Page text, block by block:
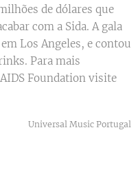
de dólares que
com a Sida. A gala
Los Angeles, e contou
Para mais
Foundation visite
Universal Music Portugal